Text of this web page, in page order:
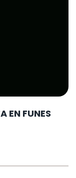
EN FUNES